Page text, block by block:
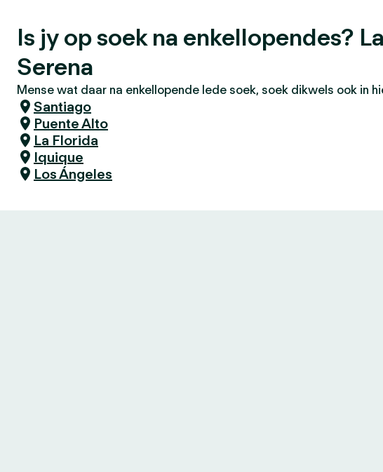
Is jy op soek na enkellopendes? La
Serena
Mense wat daar na enkellopende lede soek, soek dikwels ook in
Santiago
Puente Alto
La Florida
Iquique
Los Ángeles